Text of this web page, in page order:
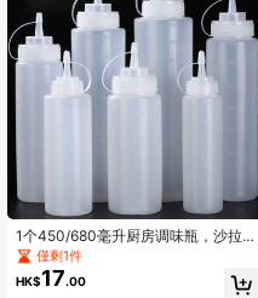
1个450/680毫升厨房调味瓶，沙拉酱
按压式挤压瓶，塑料挤压酱汁瓶，调
味料分配器，带塑料盖和旋转计量挤
压瓶，容器分配器，适用于番茄酱、
僅剩1件
HK$17.00